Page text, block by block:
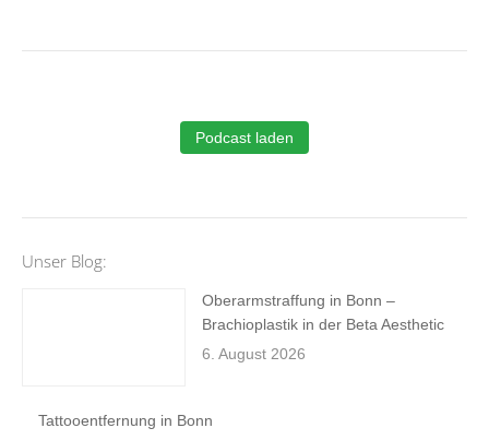
Podcast laden
Unser Blog:
Oberarmstraffung in Bonn –
Brachioplastik in der Beta Aesthetic
6. August 2026
Tattooentfernung in Bonn